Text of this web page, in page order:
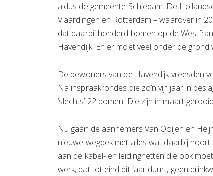
aldus de gemeente Schiedam. De
Vlaardingen en Rotterdam – waarover in
dat daarbij honderd bomen op de
Havendijk. En er moet veel onder de
De bewoners van de Havendijk vreesden
Na inspraakrondes die zo’n vijf jaar in
‘slechts’ 22 bomen. Die zijn in maart
Nu gaan de aannemers Van Ooijen en
nieuwe wegdek met alles wat daarbij
aan de kabel- en leidingnetten die ook
werk, dat tot eind dit jaar duurt, geen